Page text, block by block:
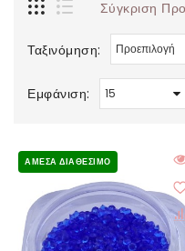
Σύγκριση
Ταξινόμηση:
Εμφάνιση:
ΆΜΕΣΑ ΔΙΑΘΈΣΙΜΟ